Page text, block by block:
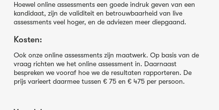
Hoewel online assessments een goede indruk geven van een
kandidaat, zijn de validiteit en betrouwbaarheid van live
assessments veel hoger, en de adviezen meer diepgaand.
Kosten:
Ook onze online assessments zijn maatwerk. Op basis van de
vraag richten we het online assessment in. Daarnaast
bespreken we vooraf hoe we de resultaten rapporteren. De
prijs varieert daarmee tussen € 75 en € 475 per persoon.